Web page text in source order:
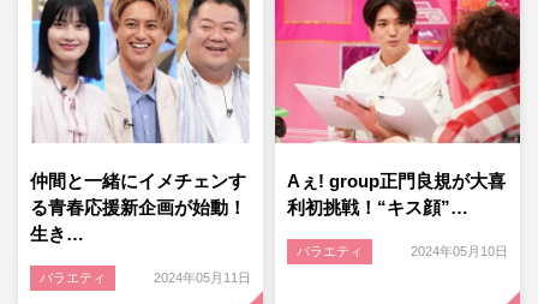
仲間と一緒にイメチェンす
る青春応援新企画が始動！
生き…
バラエティ 2024年05月11日
Aぇ! group正門良規が大喜
利初挑戦！“キス顔”…
バラエティ 2024年05月10日